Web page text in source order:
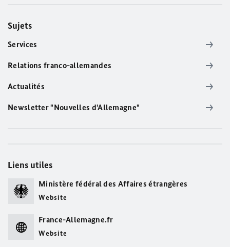
Sujets
Services
Relations franco-allemandes
Actualités
Newsletter "Nouvelles d'Allemagne"
Liens utiles
Ministère fédéral des Affaires étrangères
Website
France-Allemagne.fr
Website